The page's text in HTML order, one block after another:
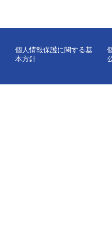
個人情報保護に関する基
本方針